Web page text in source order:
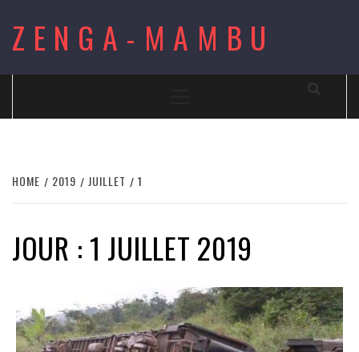
content
ZENGA-MAMBU
HOME 2019 JUILLET 1
JOUR : 1 JUILLET 2019